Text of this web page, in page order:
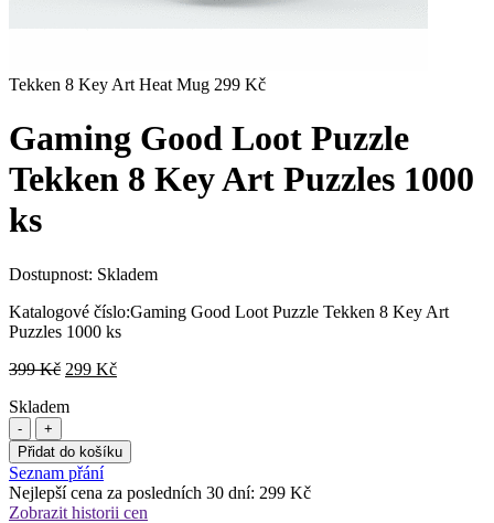
Tekken 8 Key Art Heat Mug 299 Kč
Gaming Good Loot Puzzle
Tekken 8 Key Art Puzzles 1000
ks
Dostupnost: Skladem
Katalogové číslo:Gaming Good Loot Puzzle Tekken 8 Key Art
Puzzles 1000 ks
399Kč Původní
byla:
299 KčAktuální
Skladem
Přidat do košíku
Seznam přání
Nejlepší cena za posledních 30 dní: 299 Kč
Zobrazit historii cen